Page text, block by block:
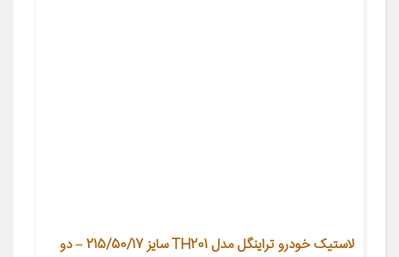
لاستیک خودرو تراینگل مدل TH201 سایز 215/50/17 – دو